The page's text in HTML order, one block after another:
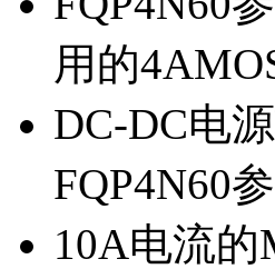
用的
DC-DC电
FQP4N60
10A电流的